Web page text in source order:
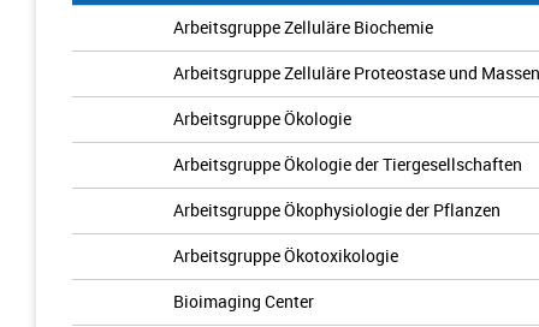
Arbeitsgruppe Zelluläre Biochemie
Arbeitsgruppe Zelluläre Proteostase und
Arbeitsgruppe Ökologie
Arbeitsgruppe Ökologie der Tiergesellschaften
Arbeitsgruppe Ökophysiologie der Pflanzen
Arbeitsgruppe Ökotoxikologie
Bioimaging Center